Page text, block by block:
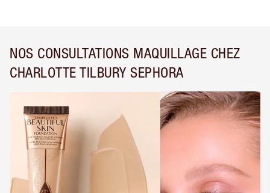
NOS CONSULTATIONS MAQUILLAGE CHEZ
CHARLOTTE TILBURY SEPHORA